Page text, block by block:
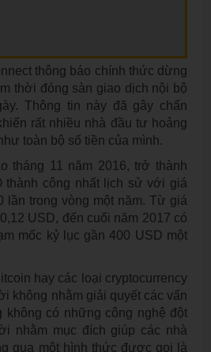
thông báo chính thức dừng
thời đóng sàn giao dịch nội bộ
Thông tin này đã gây chấn
rất nhiều nhà đầu tư hoảng
toàn bộ số tiền của mình.
tháng 11 năm 2016, trở thành
thành công nhất lịch sử với giá
lần trong vòng một năm. Từ giá
USD, đến cuối năm 2017 có
mốc kỷ lục gần 400 USD một
hay các loại cryptocurrency
không nhằm giải quyết các vấn
không có những công nghệ đột
nhằm mục đích giúp các nhà
qua một hình thức được gọi là